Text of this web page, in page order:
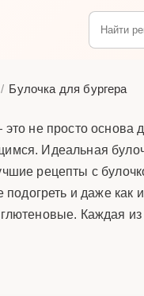
Булочка для бургера
не просто
Идеальная
рецепты с
подогреть и даже
Каждая